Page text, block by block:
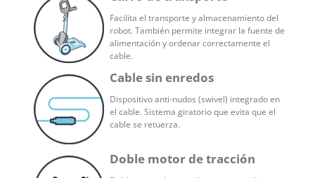
Facilita el transporte y almacenamiento del
robot. También permite integrar la fuente de
alimentación y ordenar correctamente el
cable.
Cable sin enredos
Dispositivo anti-nudos (swivel) integrado en
el cable. Sistema giratorio que evita que el
cable se retuerza.
Doble motor de tracción